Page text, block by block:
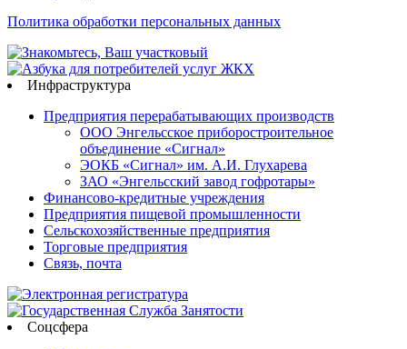
Политика обработки персональных данных
Инфраструктура
Предприятия перерабатывающих производств
ООО Энгельсское приборостроительное
объединение «Сигнал»
ЭОКБ «Сигнал» им. А.И. Глухарева
ЗАО «Энгельсский завод гофротары»
Финансово-кредитные учреждения
Предприятия пищевой промышленности
Сельскохозяйственные предприятия
Торговые предприятия
Связь, почта
Соцсфера